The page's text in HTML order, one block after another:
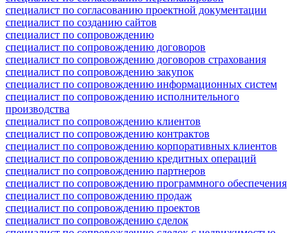
специалист по согласованию проектной документации
специалист по созданию сайтов
специалист по сопровождению
специалист по сопровождению договоров
специалист по сопровождению договоров страхования
специалист по сопровождению закупок
специалист по сопровождению информационных систем
специалист по сопровождению исполнительного
производства
специалист по сопровождению клиентов
специалист по сопровождению контрактов
специалист по сопровождению корпоративных клиентов
специалист по сопровождению кредитных операций
специалист по сопровождению партнеров
специалист по сопровождению программного обеспечения
специалист по сопровождению продаж
специалист по сопровождению проектов
специалист по сопровождению сделок